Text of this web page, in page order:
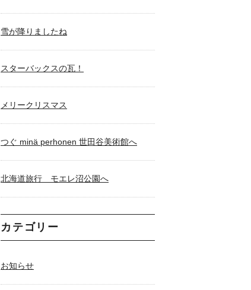
雪が降りましたね
スターバックスの瓦！
メリークリスマス
つぐ minä perhonen 世田谷美術館へ
北海道旅行 モエレ沼公園へ
カテゴリー
お知らせ